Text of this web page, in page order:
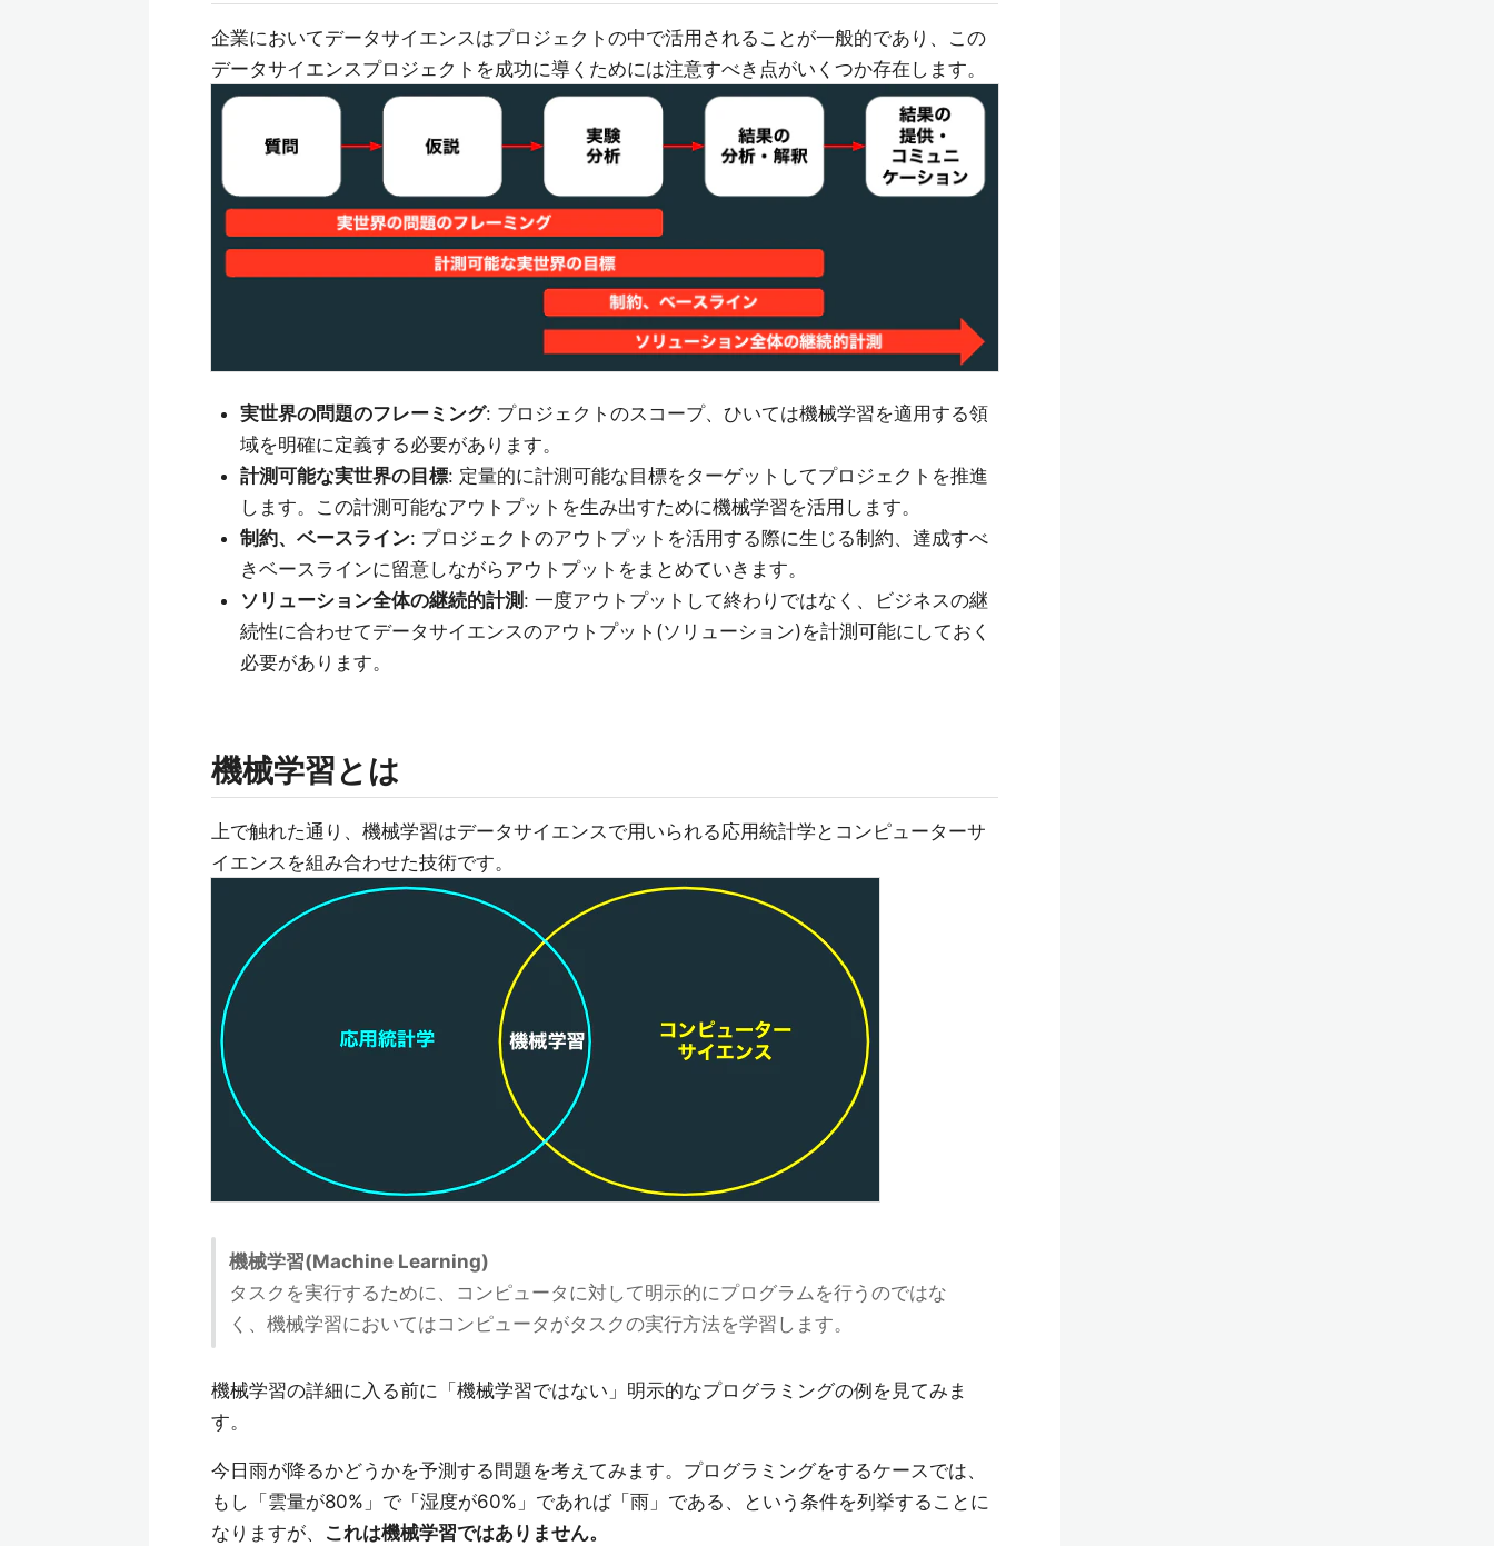
企業においてデータサイエンスはプロジェクトの中で活用されることが一般的であり、この
データサイエンスプロジェクトを成功に導くためには注意すべき点がいくつか存在します。
実世界の問題のフレーミング: プロジェクトのスコープ、ひいては機械学習を適用する領
域を明確に定義する必要があります。
計測可能な実世界の目標: 定量的に計測可能な目標をターゲットしてプロジェクトを推進
します。この計測可能なアウトプットを生み出すために機械学習を活用します。
制約、ベースライン: プロジェクトのアウトプットを活用する際に生じる制約、達成すべ
きベースラインに留意しながらアウトプットをまとめていきます。
ソリューション全体の継続的計測 : 一度アウトプットして終わりではなく、ビジネスの継
続性に合わせてデータサイエンスのアウトプット(ソリューション)を計測可能にしておく
必要があります。
機械学習とは
上で触れた通り、機械学習はデータサイエンスで用いられる応用統計学とコンピューターサ
イエンスを組み合わせた技術です。
機械学習(Machine Learning)
タスクを実行するために、コンピュータに対して明示的にプログラムを行うのではな
く、機械学習においてはコンピュータがタスクの実行方法を学習します。
機械学習の詳細に入る前に「機械学習ではない」明示的なプログラミングの例を見てみま
す。
今日雨が降るかどうかを予測する問題を考えてみます。プログラミングをするケースでは、
もし「雲量が80%」で「湿度が60%」であれば「雨」である、という条件を列挙することに
なりますが、 これは機械学習ではありません。